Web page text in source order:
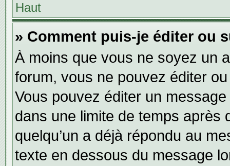
Haut
» Comment puis-je éditer ou
À moins que vous ne soyez un
forum, vous ne pouvez éditer
Vous pouvez éditer un
dans une limite de temps après
quelqu’un a déjà répondu au
texte en dessous du message